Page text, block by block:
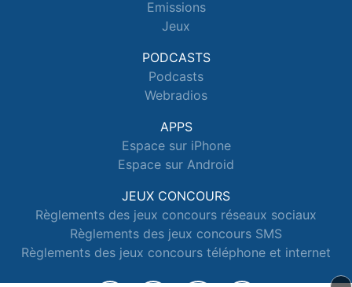
Emissions
Jeux
PODCASTS
Podcasts
Webradios
APPS
Espace sur iPhone
Espace sur Android
JEUX CONCOURS
Règlements des jeux concours réseaux sociaux
Règlements des jeux concours SMS
Règlements des jeux concours téléphone et internet